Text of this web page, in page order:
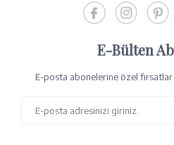
E-Bülten
E-posta abonelerine özel